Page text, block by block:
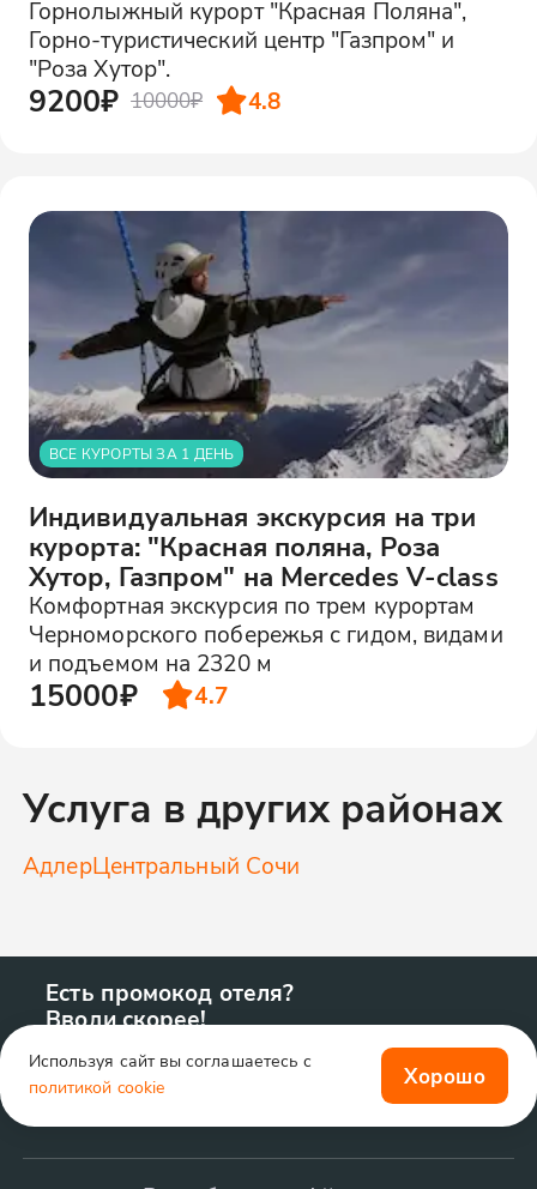
Горнолыжный курорт "Красная Поляна",
Горно-туристический центр "Газпром" и
"Роза Хутор".
9200₽ 10000₽ 4.8
ВСЕ КУРОРТЫ ЗА 1 ДЕНЬ
Индивидуальная экскурсия на три
курорта: "Красная поляна, Роза
Хутор, Газпром" на Mercedes V-class
Комфортная экскурсия по трем курортам
Черноморского побережья с гидом, видами
и подъемом на 2320 м
15000₽ 4.7
Услуга в других районах
АдлерЦентральный Сочи
Есть промокод отеля?
Вводи скорее!
Используя сайт вы соглашаетесь с
политикой cookie
Хорошо